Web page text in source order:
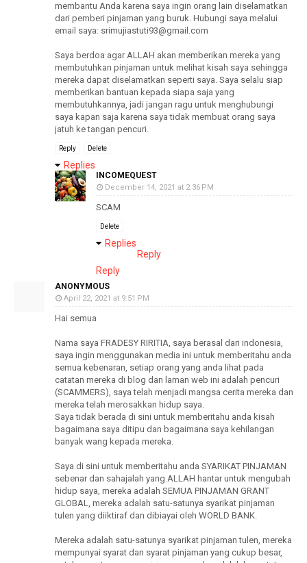
membantu Anda karena saya ingin orang lain diselamatkan
dari pemberi pinjaman yang buruk. Hubungi saya melalui
email saya: srimujiastuti93@gmail.com
Saya berdoa agar ALLAH akan memberikan mereka yang
membutuhkan pinjaman untuk melihat kisah saya sehingga
mereka dapat diselamatkan seperti saya. Saya selalu siap
memberikan bantuan kepada siapa saja yang
membutuhkannya, jadi jangan ragu untuk menghubungi
saya kapan saja karena saya tidak membuat orang saya
jatuh ke tangan pencuri.
Reply Delete
Replies
INCOMEQUEST
December 14, 2021 at 2:36 PM
SCAM
Delete
Replies
Reply
Reply
ANONYMOUS
April 22, 2021 at 9:51 PM
Hai semua
Nama saya FRADESY RIRITIA, saya berasal dari indonesia,
saya ingin menggunakan media ini untuk memberitahu anda
semua kebenaran, setiap orang yang anda lihat pada
catatan mereka di blog dan laman web ini adalah pencuri
(SCAMMERS), saya telah menjadi mangsa cerita mereka dan
mereka telah merosakkan hidup saya.
Saya tidak berada di sini untuk memberitahu anda kisah
bagaimana saya ditipu dan bagaimana saya kehilangan
banyak wang kepada mereka.
Saya di sini untuk memberitahu anda SYARIKAT PINJAMAN
sebenar dan sahajalah yang ALLAH hantar untuk mengubah
hidup saya, mereka adalah SEMUA PINJAMAN GRANT
GLOBAL, mereka adalah satu-satunya syarikat pinjaman
tulen yang diiktiraf dan dibiayai oleh WORLD BANK.
Mereka adalah satu-satunya syarikat pinjaman tulen, mereka
mempunyai syarat dan syarat pinjaman yang cukup besar,